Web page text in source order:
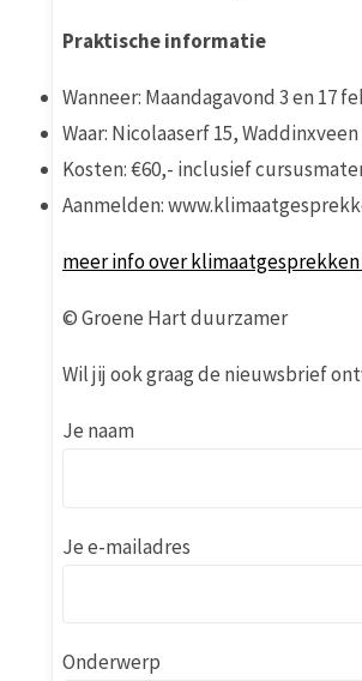
Praktische informatie
Wanneer: Maandagavond 3 en 17
Waar: Nicolaaserf 15, Waddinxveen
Kosten: €60,- inclusief
Aanmelden:
meer info over klimaatgesprekken
© Groene Hart duurzamer
Wil jij ook graag de nieuwsbrief
Je naam
Je e-mailadres
Onderwerp